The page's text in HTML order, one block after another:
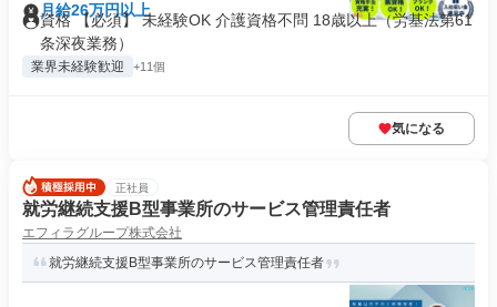
月給26万円以上
資格 【必須】 未経験OK 介護資格不問 18歳以上（労基法第61
条深夜業務）
業界未経験歓迎 +11個
気になる
正社員
就労継続支援B型事業所のサービス管理責任者
エフィラグループ株式会社
就労継続支援B型事業所のサービス管理責任者